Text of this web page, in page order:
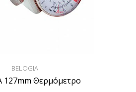
BELOGIA
127mm Θερμόμετρο